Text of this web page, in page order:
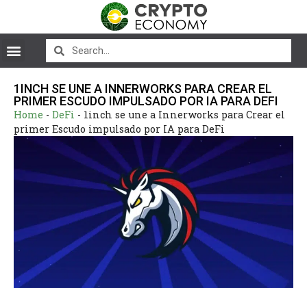
1INCH SE UNE A INNERWORKS PARA CREAR EL
PRIMER ESCUDO IMPULSADO POR IA PARA DEFI
Home - DeFi - 1inch se une a Innerworks para Crear el
primer Escudo impulsado por IA para DeFi